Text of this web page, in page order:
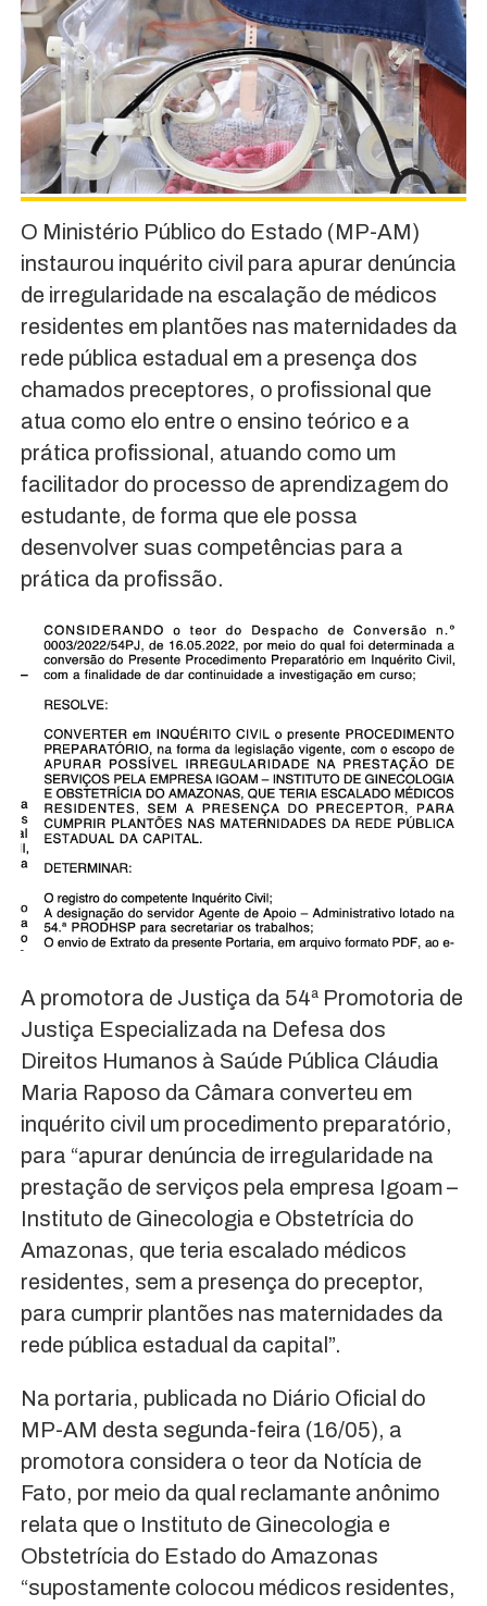
O Ministério Público do Estado (MP-AM)
instaurou inquérito civil para apurar denúncia
de irregularidade na escalação de médicos
residentes em plantões nas maternidades da
rede pública estadual em a presença dos
chamados preceptores, o profissional que
atua como elo entre o ensino teórico e a
prática profissional, atuando como um
facilitador do processo de aprendizagem do
estudante, de forma que ele possa
desenvolver suas competências para a
prática da profissão.
A promotora de Justiça da 54ª Promotoria de
Justiça Especializada na Defesa dos
Direitos Humanos à Saúde Pública Cláudia
Maria Raposo da Câmara converteu em
inquérito civil um procedimento preparatório,
para “apurar denúncia de irregularidade na
prestação de serviços pela empresa Igoam –
Instituto de Ginecologia e Obstetrícia do
Amazonas, que teria escalado médicos
residentes, sem a presença do preceptor,
para cumprir plantões nas maternidades da
rede pública estadual da capital”.
Na portaria, publicada no Diário Oficial do
MP-AM desta segunda-feira (16/05), a
promotora considera o teor da Notícia de
Fato, por meio da qual reclamante anônimo
relata que o Instituto de Ginecologia e
Obstetrícia do Estado do Amazonas
“supostamente colocou médicos residentes,